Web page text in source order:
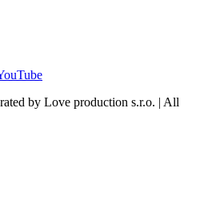
by Love production s.r.o. | All